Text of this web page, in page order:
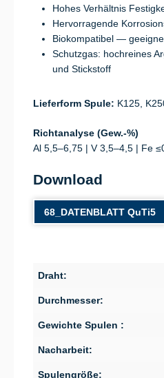
Hohes Verhältnis
Hervorragende
Biokompatibel —
Schutzgas: hochreines
und Stickstoff
Lieferform Spule: K125,
Richtanalyse (Gew.-%)
Al 5,5–6,75 | V 3,5–4,5 | Fe
Download
68_DATENBLATT QuTi5
Draht:
Durchmesser:
Gewichte Spulen :
Nacharbeit:
Spulengröße: